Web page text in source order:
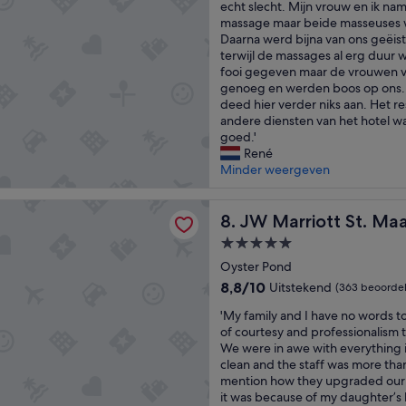
h
o
t
w
a
t
e
r
i
n
t
r
o
m
t
e
2
n
d
d
a
e
m
a
r
i
n
a
p
o
o
l
r
e
n
m
e
r
d
a
n
p
e
d
,
f
i
j
n
e
z
w
e
m
d
n
.
P
i
m
a
h
o
t
(1.009
beoordelingen)
u
p
e
r
n
e
t
t
e
a
c
m
m
o
d
a
i
e
m
e
t
g
echt slecht. Mijn vrouw en ik
massage maar beide
Daarna werd bijna van ons
terwijl de massages al erg duur
fooi gegeven maar de vrouwen
genoeg en werden boos op
deed hier verder niks aan. Het
andere diensten van het hotel
goed.'
René
Minder weergeven
8. JW Marriott St.
JW Marriott St. Maarten
5.0-
sterrenaccommodatie
Oyster Pond
8.8
10,
Uitstekend,
(363
beoordelingen)
8,8/10 Uitstekend (363
'
M
y
f
a
m
'My family and I have no words
of courtesy and professionalism
We were in awe with everything
clean and the staff was more
mention how they upgraded
it was because of my